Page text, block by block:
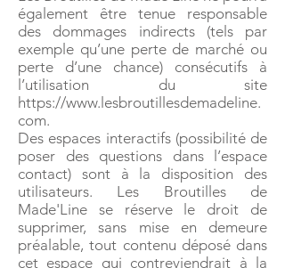
également être tenue responsable
des dommages indirects (tels par
exemple qu’une perte de marché ou
perte d’une chance) consécutifs à
l’utilisation du site
https://www.lesbroutillesdemadeline.
com.
Des espaces interactifs (possibilité de
poser des questions dans l’espace
contact) sont à la disposition des
utilisateurs. Les Broutilles de
Made'Line se réserve le droit de
supprimer, sans mise en demeure
préalable, tout contenu déposé dans
cet espace qui contreviendrait à la